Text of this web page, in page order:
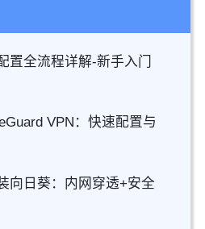
置全流程详解-新手入门
VPN：快速配置与
向日葵：内网穿透+安全